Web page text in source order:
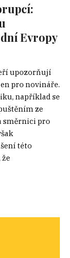
Evropy
upozorňují
pro novináře.
například se
ze
směrnici pro
této